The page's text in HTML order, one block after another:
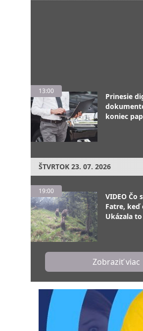
13:00
Prinesie
koniec
ŠTVRTOK 23. 07. 2026
19:00
VIDEO Čo
Fatre,
Ukázala
Zobraziť viac